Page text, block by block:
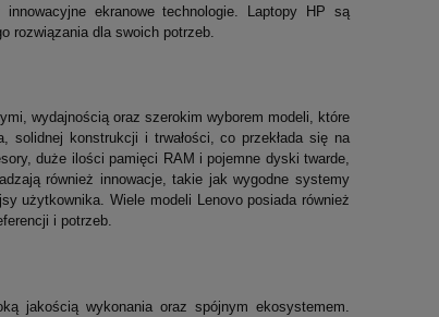
ekranowe technologie. Laptopy HP są
rozwiązania dla swoich potrzeb.
wydajnością oraz szerokim wyborem modeli, które
solidnej konstrukcji i trwałości, co przekłada się na
duże ilości pamięci RAM i pojemne dyski twarde,
również innowacje, takie jak wygodne systemy
użytkownika. Wiele modeli Lenovo posiada również
i potrzeb.
jakością wykonania oraz spójnym ekosystemem.